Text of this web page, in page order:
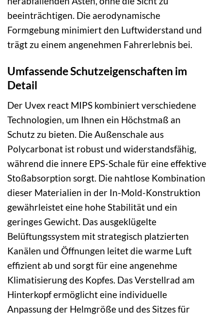
beeinträchtigen. Die aerodynamische
Formgebung minimiert den Luftwiderstand und
trägt zu einem angenehmen Fahrerlebnis bei.
Umfassende Schutzeigenschaften im
Detail
Der Uvex react MIPS kombiniert verschiedene
Technologien, um Ihnen ein Höchstmaß an
Schutz zu bieten. Die Außenschale aus
Polycarbonat ist robust und widerstandsfähig,
während die innere EPS-Schale für eine effektive
Stoßabsorption sorgt. Die nahtlose Kombination
dieser Materialien in der In-Mold-Konstruktion
gewährleistet eine hohe Stabilität und ein
geringes Gewicht. Das ausgeklügelte
Belüftungssystem mit strategisch platzierten
Kanälen und Öffnungen leitet die warme Luft
effizient ab und sorgt für eine angenehme
Klimatisierung des Kopfes. Das Verstellrad am
Hinterkopf ermöglicht eine individuelle
Anpassung der Helmgröße und des Sitzes für